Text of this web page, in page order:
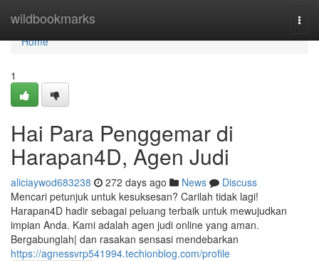
wildbookmarks
Home
Home
1
Hai Para Penggemar di
Harapan4D, Agen Judi
aliciaywod683238 272 days ago News
Discuss
Mencari petunjuk untuk kesuksesan? Carilah tidak lagi!
Harapan4D hadir sebagai peluang terbaik untuk mewujudkan
impian Anda. Kami adalah agen judi online yang aman.
Bergabunglah| dan rasakan sensasi mendebarkan
https://agnessvrp541994.techionblog.com/profile